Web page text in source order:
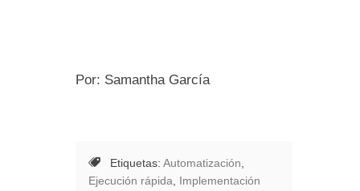
Por: Samantha García
Etiquetas: Automatización,
Ejecución rápida, Implementación